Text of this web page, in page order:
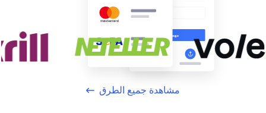
مشاهدة جميع الطرق